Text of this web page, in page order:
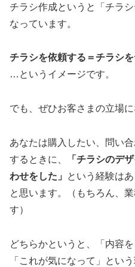
チラシ作成というと「チラ
なっています。
チラシを依頼する＝チラシ
…というイメージです。
でも、ぜひお客さまの立場
あなたは購入したい、問い
するときに、
「チラシのデ
わせをした」
という経験は
と思います。（もちろん、
す）
どちらかというと、「内容
「これが気になって」とい